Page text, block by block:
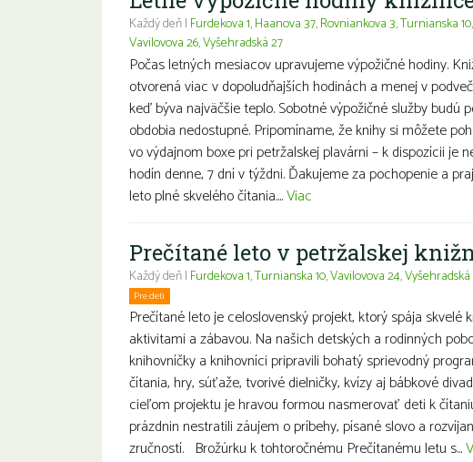
Každý deň | Furdekova 1,Haanova 37,Rovniankova 3,Turnianska 10,
Vavilovova 26,Vyšehradská 27
Počas letných mesiacov upravujeme výpožičné hodiny.
otvorená viac v dopoludňajších hodinách a menej v
keď býva najväčšie teplo. Sobotné výpožičné služby budú
obdobia nedostupné. Pripomíname, že knihy si môžete
vo výdajnom boxe pri petržalskej plavárni – k dispozícii je
hodín denne, 7 dní v týždni. Ďakujeme za pochopenie a
leto plné skvelého čítania....Viac
Prečítané leto v petržalskej
Každý deň | Furdekova 1,Turnianska 10,Vavilovova 24,Vyšehradská
Pre deti
Prečítané leto je celoslovenský projekt, ktorý spája skvelé
aktivitami a zábavou. Na našich detských a rodinných
knihovníčky a knihovníci pripravili bohatý sprievodný
čítania, hry, súťaže, tvorivé dielničky, kvízy aj bábkové
cieľom projektu je hravou formou nasmerovať deti k
prázdnin nestratili záujem o príbehy, písané slovo a
zručností. Brožúrku k tohtoročnému Prečítanému letu s...